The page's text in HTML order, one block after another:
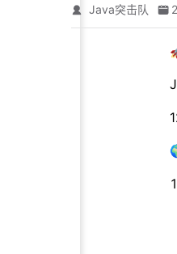
Java突击队